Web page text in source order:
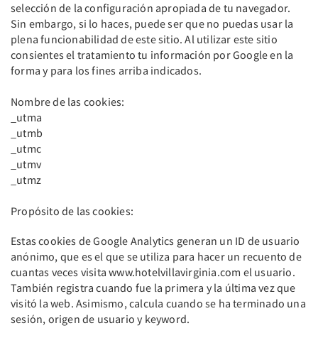
selección de la configuración apropiada de tu navegador.
Sin embargo, si lo haces, puede ser que no puedas usar la
plena funcionabilidad de este sitio. Al utilizar este sitio
consientes el tratamiento tu información por Google en la
forma y para los fines arriba indicados.
Nombre de las cookies:
_utma
_utmb
_utmc
_utmv
_utmz
Propósito de las cookies:
Estas cookies de Google Analytics generan un ID de usuario
anónimo, que es el que se utiliza para hacer un recuento de
cuantas veces visita www.hotelvillavirginia.com el usuario.
También registra cuando fue la primera y la última vez que
visitó la web. Asimismo, calcula cuando se ha terminado una
sesión, origen de usuario y keyword.